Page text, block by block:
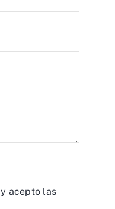
y acepto las